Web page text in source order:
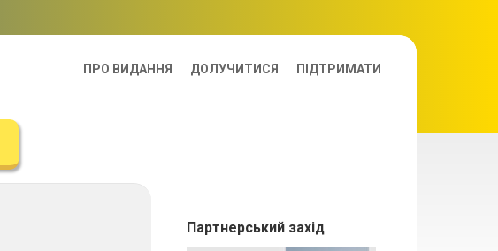
ПРО ВИДАННЯ ДОЛУЧИТИСЯ ПІДТРИМАТИ
Партнерський захід